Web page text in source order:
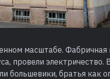
масштабе. Фабричная
провели
большевики, братья как